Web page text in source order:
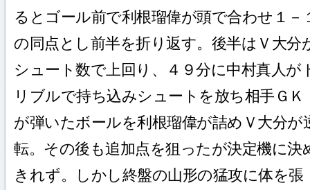
るとゴール前で利根瑠偉が頭で合わせ１－
の同点とし前半を折り返す。後半はＶ大分
シュート数で上回り、４９分に中村真人が
リブルで持ち込みシュートを放ち相手ＧＫ
が弾いたボールを利根瑠偉が詰めＶ大分が
転。その後も追加点を狙ったが決定機に決
きれず。しかし終盤の山形の猛攻に体を張